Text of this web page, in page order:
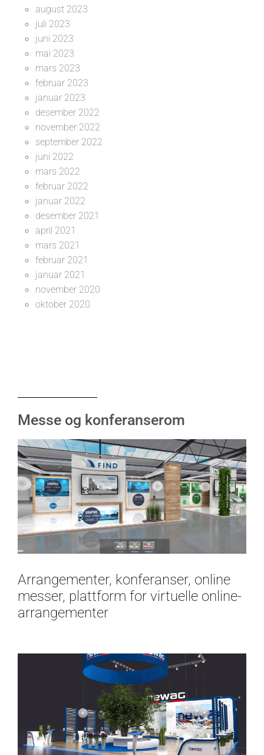
august 2023
juli 2023
juni 2023
mai 2023
mars 2023
februar 2023
januar 2023
desember 2022
november 2022
september 2022
juni 2022
mars 2022
februar 2022
januar 2022
desember 2021
april 2021
mars 2021
februar 2021
januar 2021
november 2020
oktober 2020
Messe og konferanserom
Arrangementer, konferanser, online
messer, plattform for virtuelle online-
arrangementer